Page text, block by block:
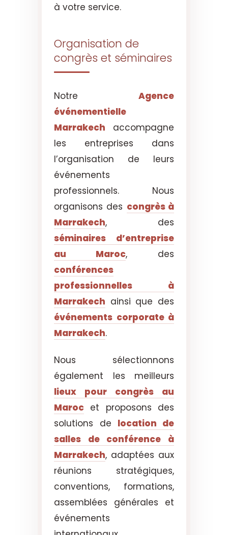
à votre service.
Organisation de
congrès et séminaires
Notre Agence
événementielle
Marrakech accompagne
les entreprises dans
l’organisation de leurs
événements
professionnels. Nous
organisons des congrès à
Marrakech, des
séminaires d’entreprise
au Maroc, des
conférences
professionnelles à
Marrakech ainsi que des
événements corporate à
Marrakech.
Nous sélectionnons
également les meilleurs
lieux pour congrès au
Maroc et proposons des
solutions de location de
salles de conférence à
Marrakech, adaptées aux
réunions stratégiques,
conventions, formations,
assemblées générales et
événements